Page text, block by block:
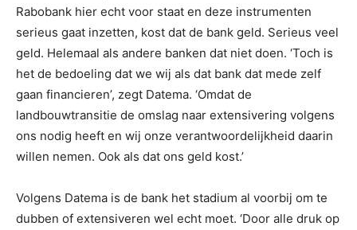
Rabobank hier echt voor staat en deze instrumenten
serieus gaat inzetten, kost dat de bank geld. Serieus veel
geld. Helemaal als andere banken dat niet doen. ‘Toch is
het de bedoeling dat we wij als dat bank dat mede zelf
gaan financieren’, zegt Datema. ‘Omdat de
landbouwtransitie de omslag naar extensivering volgens
ons nodig heeft en wij onze verantwoordelijkheid daarin
willen nemen. Ook als dat ons geld kost.’
Volgens Datema is de bank het stadium al voorbij om te
dubben of extensiveren wel echt moet. ‘Door alle druk op